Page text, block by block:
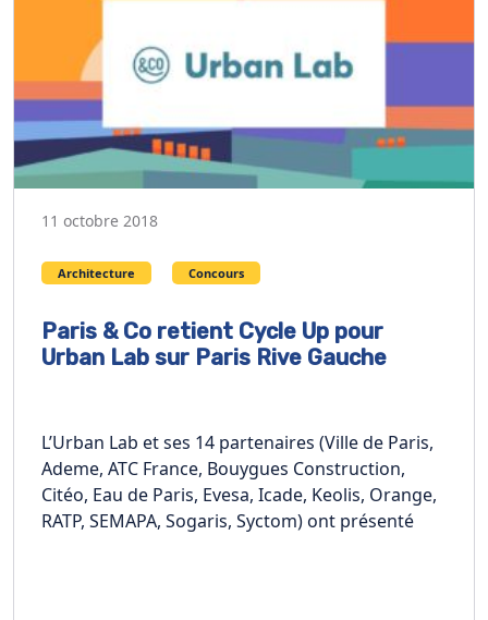
11 octobre 2018
Architecture Concours
Paris & Co retient Cycle Up pour
Urban Lab sur Paris Rive Gauche
L’Urban Lab et ses 14 partenaires (Ville de Paris,
Ademe, ATC France, Bouygues Construction,
Citéo, Eau de Paris, Evesa, Icade, Keolis, Orange,
RATP, SEMAPA, Sogaris, Syctom) ont présenté